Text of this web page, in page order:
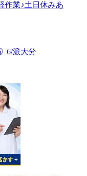
作業♪土日休みあ
派大分